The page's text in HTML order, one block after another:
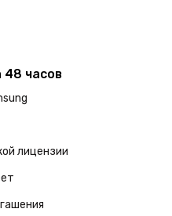
48 часов
лицензии